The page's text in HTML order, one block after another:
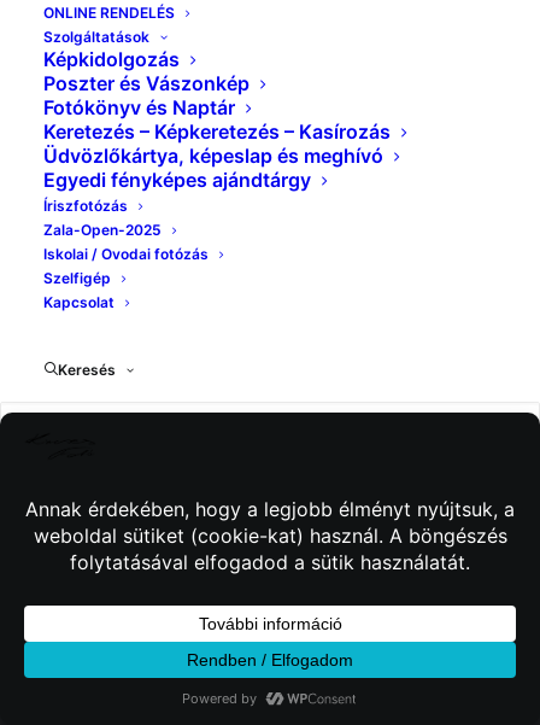
ONLINE RENDELÉS
Szolgáltatások
Képkidolgozás
Poszter és Vászonkép
Fotókönyv és Naptár
Keretezés – Képkeretezés – Kasírozás
Üdvözlőkártya, képeslap és meghívó
Egyedi fényképes ajándtárgy
Íriszfotózás
Zala-Open-2025
Iskolai / Ovodai fotózás
Szelfigép
Kapcsolat
Keresés
© 2026 Kincses Fotó. Minden jog fenntartva